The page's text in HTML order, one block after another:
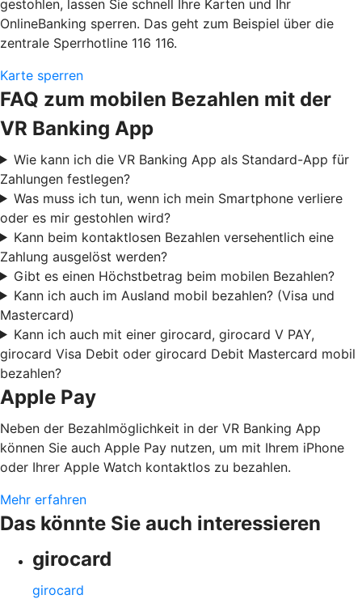
gestohlen, lassen Sie schnell Ihre Karten und Ihr
OnlineBanking sperren. Das geht zum Beispiel über die
zentrale Sperrhotline 116 116.
Karte sperren
FAQ zum mobilen Bezahlen mit der
VR Banking App
Wie kann ich die VR Banking App als Standard-App für
Zahlungen festlegen?
Was muss ich tun, wenn ich mein Smartphone verliere
oder es mir gestohlen wird?
Kann beim kontaktlosen Bezahlen versehentlich eine
Zahlung ausgelöst werden?
Gibt es einen Höchstbetrag beim mobilen Bezahlen?
Kann ich auch im Ausland mobil bezahlen? (Visa und
Mastercard)
Kann ich auch mit einer girocard, girocard V PAY,
girocard Visa Debit oder girocard Debit Mastercard mobil
bezahlen?
Apple Pay
Neben der Bezahlmöglichkeit in der VR Banking App
können Sie auch Apple Pay nutzen, um mit Ihrem iPhone
oder Ihrer Apple Watch kontaktlos zu bezahlen.
Mehr erfahren
Das könnte Sie auch interessieren
girocard
girocard